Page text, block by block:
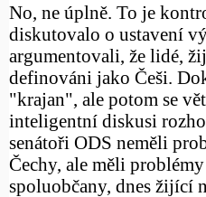
No, ne úplně. To je
diskutovalo o ustavení
argumentovali, že lidé,
definováni jako Češi.
"krajan", ale potom se
inteligentní diskusi
senátoři ODS neměli
Čechy, ale měli
spoluobčany, dnes žijící